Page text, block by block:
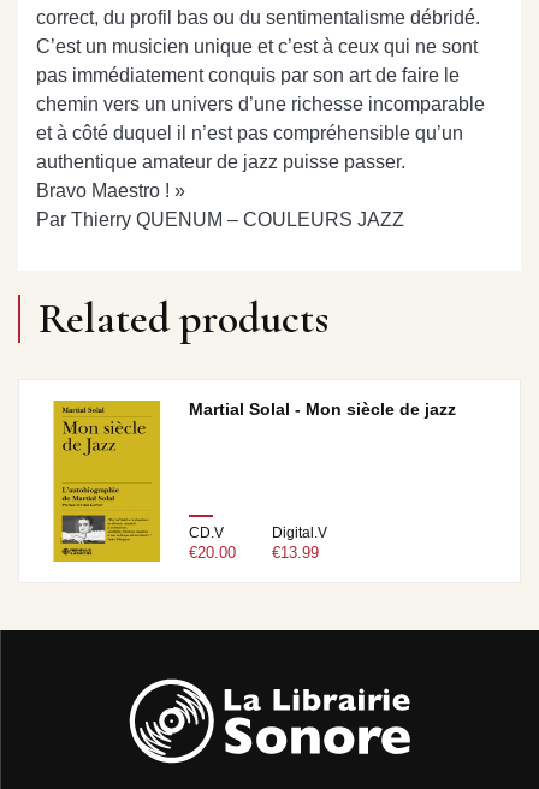
correct, du profil bas ou du sentimentalisme débridé.
C’est un musicien unique et c’est à ceux qui ne sont
pas immédiatement conquis par son art de faire le
chemin vers un univers d’une richesse incomparable
et à côté duquel il n’est pas compréhensible qu’un
authentique amateur de jazz puisse passer.
Bravo Maestro ! »
Par Thierry QUENUM – COULEURS JAZZ
Related products
Martial Solal - Mon siècle de jazz
CD.V
€20.00
Digital.V
€13.99